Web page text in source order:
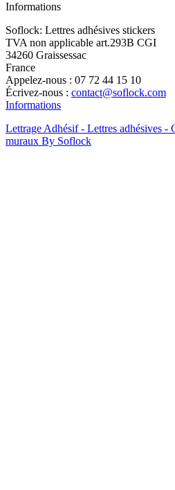
Informations
Soflock: Lettres adhésives stickers
TVA non applicable art.293B CGI
34260 Graissessac
France
Appelez-nous : 07 72 44 15 10
Écrivez-nous : contact@soflock.com
Informations
Lettrage Adhésif - Lettres adhésives -
muraux By Soflock